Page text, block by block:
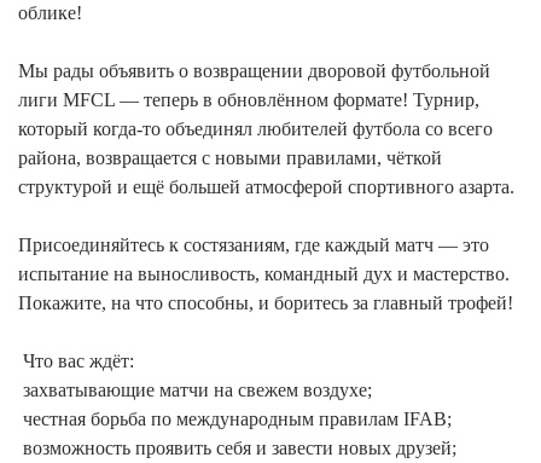
облике!
Мы рады объявить о возвращении дворовой футбольной
лиги MFCL — теперь в обновлённом формате! Турнир,
который когда‑то объединял любителей футбола со всего
района, возвращается с новыми правилами, чёткой
структурой и ещё большей атмосферой спортивного азарта.
Присоединяйтесь к состязаниям, где каждый матч — это
испытание на выносливость, командный дух и мастерство.
Покажите, на что способны, и боритесь за главный трофей!